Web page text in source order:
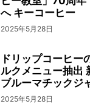
へ キーコーヒー
2025年5月28日
ドリップコーヒー
ルクメニュー抽出
ブルーマチックジ
2025年5月28日